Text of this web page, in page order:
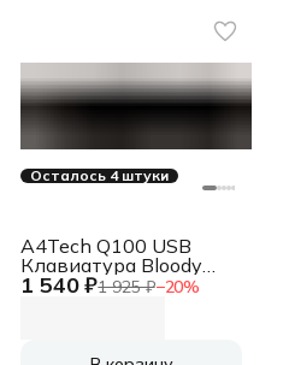
Осталось 4 штуки
1 540 ₽1 925 ₽−20%
A4Tech Q100 USB
Клавиатура Bloody
Q100 проводная USB